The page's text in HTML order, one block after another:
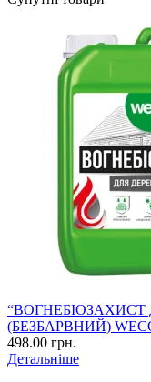
“ВОГНЕБІОЗАХИСТ
(БЕЗБАРВНИЙ)
498.00 грн.
Детальніше